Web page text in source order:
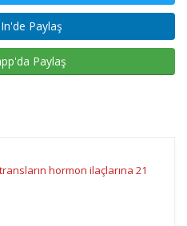
Paylaş
Paylaş
transların hormon ilaçlarına 21